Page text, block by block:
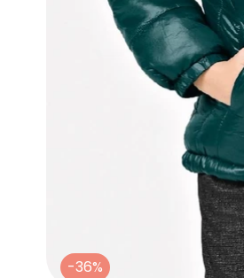
-36%